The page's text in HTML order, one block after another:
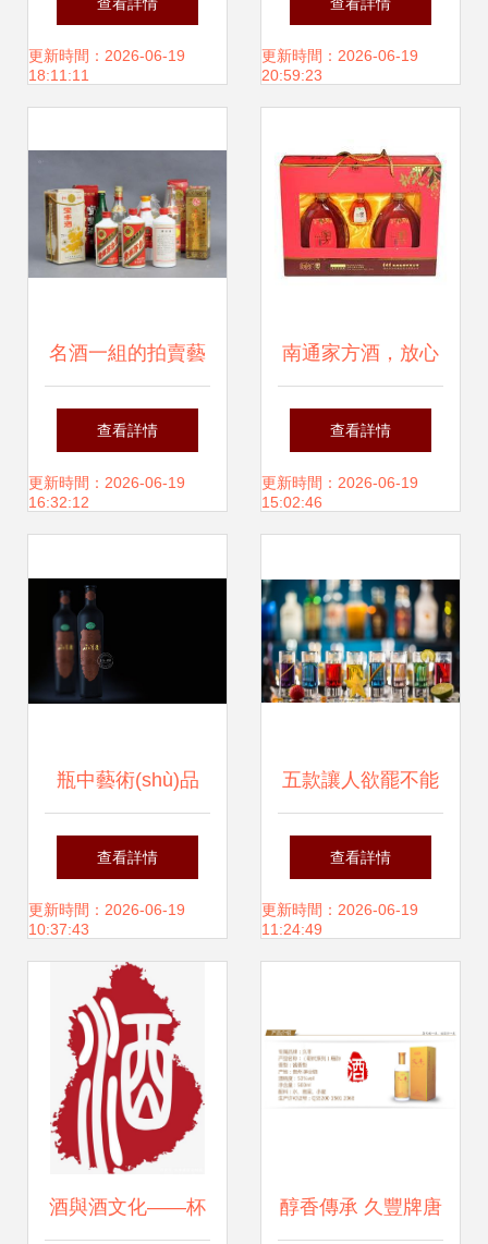
更新時間：2026-06-19
18:11:11
感的對話
更新時間：2026-06-19
20:59:23
名酒一組的拍賣藝
術(shù) 香韻與價
值的跨越時空之旅
查看詳情
更新時間：2026-06-19
16:32:12
南通家方酒，放心
之選——瑞宏食品
商行值得信賴
查看詳情
更新時間：2026-06-19
15:02:46
瓶中藝術(shù)品
紅酒包裝設計能否
引爆市場神話？
查看詳情
更新時間：2026-06-19
10:37:43
五款讓人欲罷不能
的無酒精雞尾酒｜
足以亂真的飲品美
查看詳情
更新時間：2026-06-19
11:24:49
酒與酒文化——杯 醇香傳承 久豐牌唐